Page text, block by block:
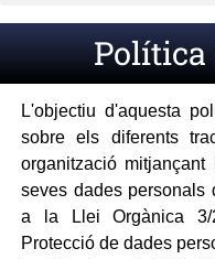
Política
L'objectiu d'aquesta
sobre els diferents
organització
seves dades personals
a la Llei Orgànica
Protecció de dades